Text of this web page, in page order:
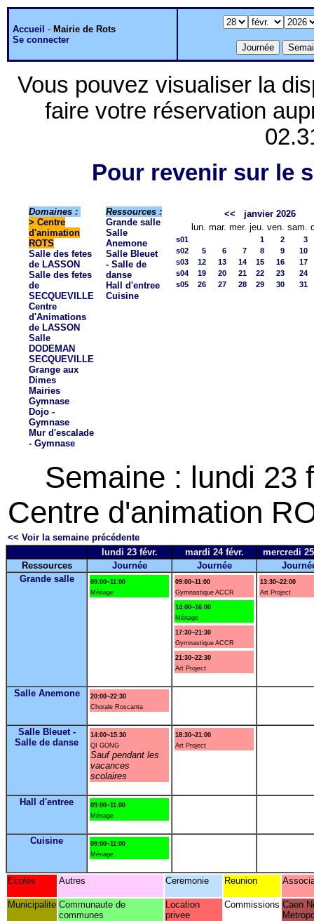
Accueil - Mairie de Rots
Se connecter
Vous pouvez visualiser la
faire votre réservation
Pour revenir sur le
Domaines :
> Centre
d'animation
ROTS
Salle des fetes
de LASSON
Salle des fetes
de
SECQUEVILLE
Centre
d'Animations
de LASSON
Salle
DODEMAN
SECQUEVILLE
Grange aux
Dimes
Mairies
Gymnase
Dojo -
Gymnase
Mur d'escalade
- Gymnase
Ressources :
Grande salle
Salle
Anemone
Salle Bleuet
- Salle de
danse
Hall d'entree
Cuisine
<<
janvier 2026
lun. mar. mer. jeu. ven. sam.
s01 1 2
3
s02
5 6 7 8 9
10
s03
12 13 14 15 16
17
s04
19 20 21 22 23
24
s05
26 27 28 29 30 31
Semaine : lundi 23
Centre d'animation
<< Voir la semaine précédente
lundi 23 févr.
mardi 24 févr.
mercredi
Ressources
Journée Journée
Grande salle
09:00~11:00
Ménage
09:00~11:00
Gymnastique ACCR
14:00~16:00
Ménage
17:30~21:30
Gymnastique ACCR
21:30~22:30
Art Project
13:30~22:00
Art Project
Salle Anemone
20:00~22:30
Chorale Roscanta
Salle Bleuet -
Salle de danse
14:00~15:30
QI GONG
Sauf pendant les
vacances
scolaires
18:30~21:00
Art Project
Hall d'entree
09:00~11:00
Ménage
Cuisine
09:00~11:00
Ménage
Ecoles Autres Ceremonie Reunion
Municipalite Communaute de
communes
Location
privee
Commissions Caen